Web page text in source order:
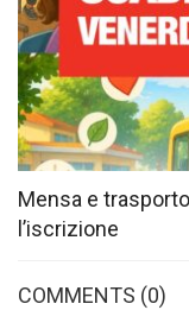
Mensa e
l’iscrizione
COMMENTS (0)